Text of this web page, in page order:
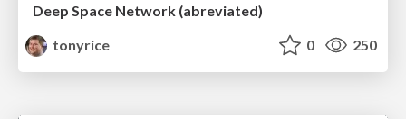
Deep Space Network (abreviated)
tonyrice
0 250